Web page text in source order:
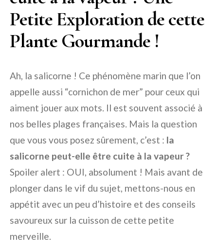
Petite Exploration de cette
Plante Gourmande !
Ah, la salicorne ! Ce phénomène marin que l’on
appelle aussi “cornichon de mer” pour ceux qui
aiment jouer aux mots. Il est souvent associé à
nos belles plages françaises. Mais la question
que vous vous posez sûrement, c’est : la
salicorne peut-elle être cuite à la vapeur ?
Spoiler alert : OUI, absolument ! Mais avant de
plonger dans le vif du sujet, mettons-nous en
appétit avec un peu d’histoire et des conseils
savoureux sur la cuisson de cette petite
merveille.